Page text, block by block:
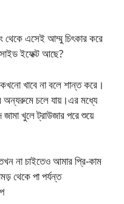
এসেই আম্মু চিৎকার করে
ইফেক্ট আছে?
খাবে না বলে শান্ত করে।
অন্যরুমে চলে যায়।এর মধ্যে
খুলে ট্রাউজার পরে শুয়ে
না চাইতেও আমার প্রি-কাম
থেকে পা পর্যন্ত